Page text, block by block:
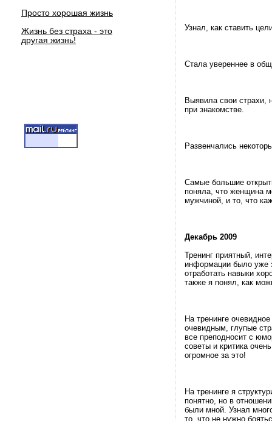
Просто хорошая жизнь
Жизнь без страха - это
другая жизнь!
Узнал, как ставить
Стала увереннее в
Выявила свои страхи,
при знакомстве.
Развенчались
Самые большие
поняла, что женщина
мужчиной, и то, что
Декабрь 2009
Тренинг приятный,
информации было уже
отработать навыки
также я понял, как
На тренинге
очевидным, глупые
все преподносит с
советы и критика
огромное за это!
На тренинге я
понятно, но в
были мной. Узнал
то, что не нужно